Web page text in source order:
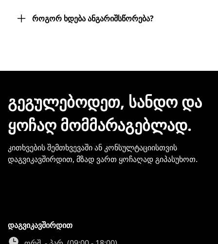
მოგიტანთ. მიტანის სერვისი უფასოა.
თუმცა, ჩვენ ისეთი ყოჩაღები ვართ, 3
სამუშაო დღეც არ დაგვჭირდება.
როგორ ხდება ანგარიშსწორება?
ჩვენთან პროდუქციის შეძენისთვის არ
მონაცემების და სხვა პირადი
ინფორმაციის გაზიარება.
ᲒᲔᲒᲣᲚᲔᲑᲝᲓᲔᲗ, ᲡᲐᲜᲓᲝ ᲓᲐ
ᲧᲝᲩᲐᲦ ᲛᲝᲛᲛᲐᲠᲐᲒᲔᲑᲚᲐᲓ.
კითხვების შემთხვევაში ან კონსულტაციისთვის
დაგვიკავშირდით, მზად ვართ ყოჩაღად გიპასუხოთ.
დაგვიკავშირდით